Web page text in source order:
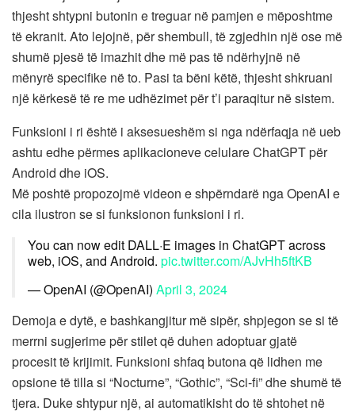
thjesht shtypni butonin e treguar në pamjen e mëposhtme
të ekranit. Ato lejojnë, për shembull, të zgjedhin një ose më
shumë pjesë të imazhit dhe më pas të ndërhyjnë në
mënyrë specifike në to. Pasi ta bëni këtë, thjesht shkruani
një kërkesë të re me udhëzimet për t’i paraqitur në sistem.
Funksioni i ri është i aksesueshëm si nga ndërfaqja në ueb
ashtu edhe përmes aplikacioneve celulare ChatGPT për
Android dhe iOS.
Më poshtë propozojmë videon e shpërndarë nga OpenAI e
cila ilustron se si funksionon funksioni i ri.
You can now edit DALL·E images in ChatGPT across
web, iOS, and Android. pic.twitter.com/AJvHh5ftKB
— OpenAI (@OpenAI) April 3, 2024
Demoja e dytë, e bashkangjitur më sipër, shpjegon se si të
merrni sugjerime për stilet që duhen adoptuar gjatë
procesit të krijimit. Funksioni shfaq butona që lidhen me
opsione të tilla si “Nocturne”, “Gothic”, “Sci-fi” dhe shumë të
tjera. Duke shtypur një, ai automatikisht do të shtohet në